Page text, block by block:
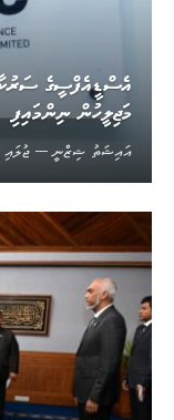
އެސްޑީއެފްސީގެ
މަޖިލީހުން ނިންމައިފި
އައިޝަތު ޝިޒްނީ
ޖުލައި 20, 2025